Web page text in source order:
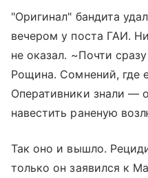
"Оригинал" бандита
вечером у поста ГАИ.
не оказал. ~Почти
Рощина. Сомнений, где
Оперативники знали —
навестить раненую
Так оно и вышло.
только он заявился к